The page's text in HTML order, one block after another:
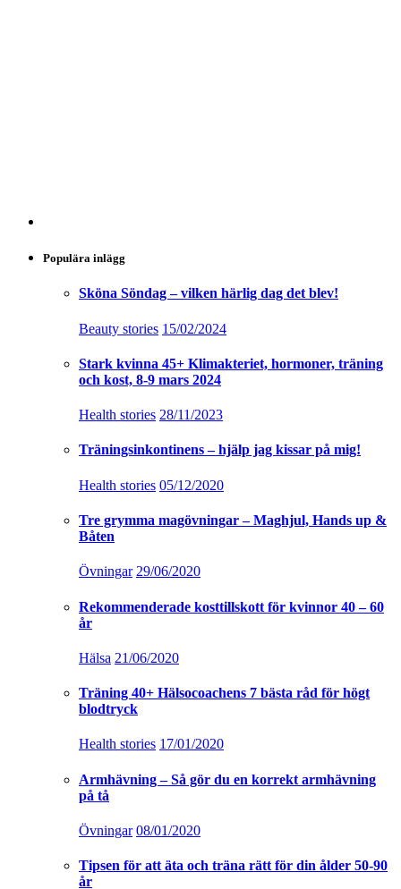
Populära inlägg
Sköna Söndag – vilken härlig dag det blev!
Beauty stories 15/02/2024
Stark kvinna 45+ Klimakteriet, hormoner, träning
och kost, 8-9 mars 2024
Health stories 28/11/2023
Träningsinkontinens – hjälp jag kissar på mig!
Health stories 05/12/2020
Tre grymma magövningar – Maghjul, Hands up &
Båten
Övningar 29/06/2020
Rekommenderade kosttillskott för kvinnor 40 – 60
år
Hälsa 21/06/2020
Träning 40+ Hälsocoachens 7 bästa råd för högt
blodtryck
Health stories 17/01/2020
Armhävning – Så gör du en korrekt armhävning
på tå
Övningar 08/01/2020
Tipsen för att äta och träna rätt för din ålder 50-90
år